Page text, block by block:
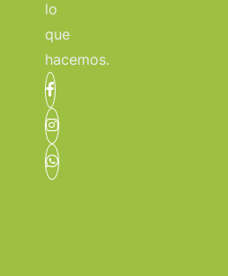
lo
que
hacemos.